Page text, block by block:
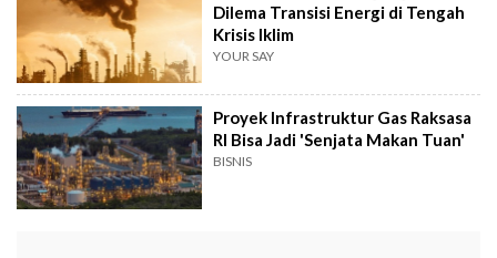
Dilema Transisi Energi di Tengah
Krisis Iklim
YOUR SAY
Proyek Infrastruktur Gas Raksasa
RI Bisa Jadi 'Senjata Makan Tuan'
BISNIS